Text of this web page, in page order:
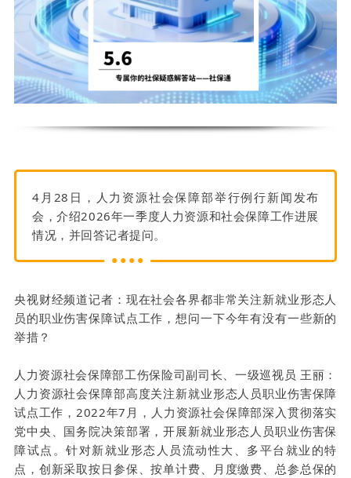
4月28日，人力资源社会保障部举行例行新闻发布
会，介绍2026年一季度人力资源和社会保障工作进展
情况，并回答记者提问。
央视财经频道记者：现在社会各界都非常关注新就业形态人
员的职业伤害保障试点工作，想问一下今年有没有一些新的
举措？
人力资源社会保障部工伤保险司副司长、一级巡视员 王丽：
人力资源社会保障部高度关注新就业形态人员职业伤害保障
试点工作，2022年7月，人力资源社会保障部深入贯彻落实
党中央、国务院决策部署，开展新就业形态人员职业伤害保
障试点。针对新就业形态人员流动性大、多平台就业的特
点，创新采取按日参保、按单计费、月度缴费、总参总保的